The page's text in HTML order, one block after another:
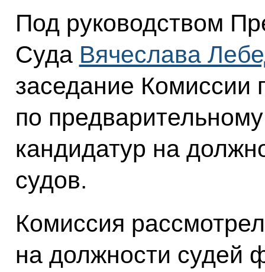
Под руководством
Суда Вячеслава
заседание Комиссии
по
кандидатур на
судов.
Комиссия
на должности судей